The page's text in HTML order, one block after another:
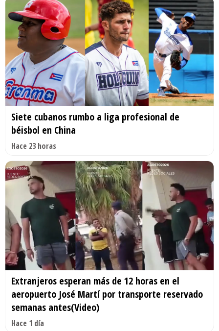
Siete cubanos rumbo a liga profesional de
béisbol en China
Hace 23 horas
Extranjeros esperan más de 12 horas en el
aeropuerto José Martí por transporte reservado
semanas antes(Video)
Hace 1 día